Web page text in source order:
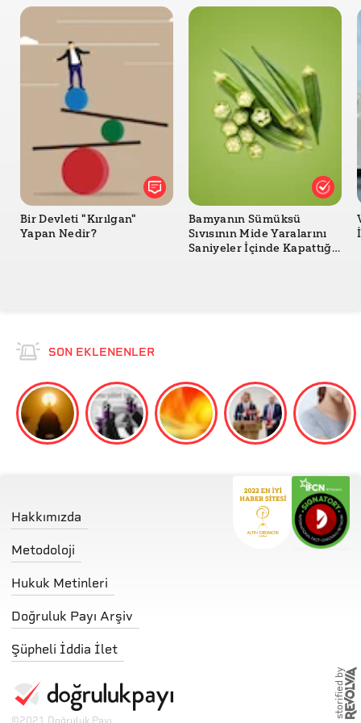
system to modulate the hypothalamic expression of
the kiss1 mRNA in the female rat
Bir Devleti "Kırılgan"
Yapan Nedir?
Bamyanın Sümüksü
Sıvısının Mide Yaralarını
Saniyeler İçinde Kapattığı
SON EKLENENLER
Hakkımızda
Metodoloji
Hukuk Metinleri
Doğruluk Payı Arşiv
Şüpheli İddia İlet
storified by